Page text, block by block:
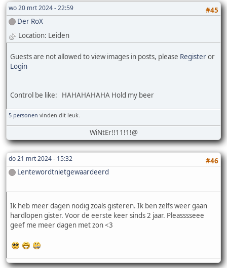
wo 20 mrt 2024 - 22:59
#45
Der RoX
Location: Leiden
Guests are not allowed to view images in posts, please Registeror
Login
Control be like: HAHAHAHAHA Hold my beer
5 personen vinden dit leuk.
WiNtEr!!11!1!@
do 21 mrt 2024 - 15:32
#46
Lentewordtnietgewaardeerd
Ik heb meer dagen nodig zoals gisteren. Ik ben zelfs weer gaan
hardlopen gister. Voor de eerste keer sinds 2 jaar. Pleasssseee
geef me meer dagen met zon <3